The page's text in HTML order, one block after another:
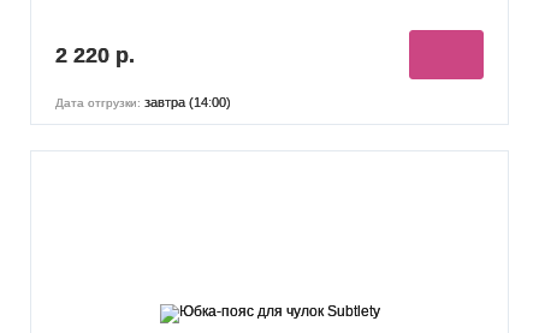
2 220 р.
Дата отгрузки: завтра (14:00)